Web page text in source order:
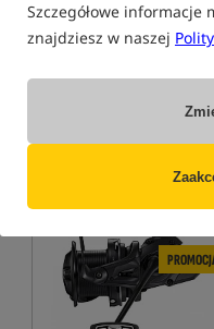
Szczegółowe informacje
znajdziesz w naszej
2 579,00PLN